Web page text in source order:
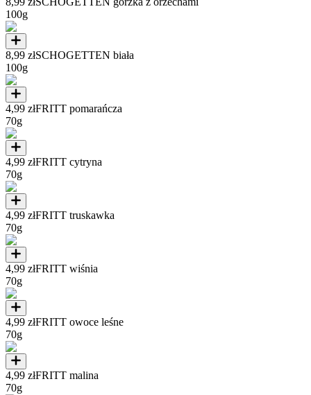
100g
8,99 złSCHOGETTEN biała
100g
4,99 złFRITT pomarańcza
70g
4,99 złFRITT cytryna
70g
4,99 złFRITT truskawka
70g
4,99 złFRITT wiśnia
70g
4,99 złFRITT owoce leśne
70g
4,99 złFRITT malina
70g